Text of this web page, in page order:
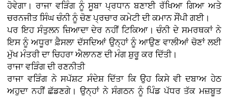
ਹੋਵੇਗਾ। ਰਾਜਾ ਵੜਿੰਗ ਨੂੰ ਸੂਬਾ ਪ੍ਰਧਾਨ ਬਣਾਈ ਰੱਖਿਆ ਗਿਆ ਅਤੇ
ਚਰਨਜੀਤ ਸਿੰਘ ਚੰਨੀ ਨੂੰ ਚੋਣ ਪ੍ਰਚਾਰ ਕਮੇਟੀ ਦੀ ਕਮਾਨ ਸੌਂਪੀ ਗਈ।
ਪਰ ਇਹ ਸੰਤੁਲਨ ਜ਼ਿਆਦਾ ਦੇਰ ਨਹੀਂ ਟਿਕਿਆ। ਚੰਨੀ ਦੇ ਸਮਰਥਕਾਂ ਨੇ
ਇਸ ਨੂੰ ਅਧੂਰਾ ਫ਼ੈਸਲਾ ਦੱਸਦਿਆਂ ਉਨ੍ਹਾਂ ਨੂੰ ਆਉਣ ਵਾਲੀਆਂ ਚੋਣਾਂ ਲਈ
ਮੁੱਖ ਮੰਤਰੀ ਦਾ ਚਿਹਰਾ ਐਲਾਨਣ ਦੀ ਮੰਗ ਸ਼ੁਰੂ ਕਰ ਦਿੱਤੀ।
ਰਾਜਾ ਵੜਿੰਗ ਦੀ ਰਣਨੀਤੀ
ਰਾਜਾ ਵੜਿੰਗ ਨੇ ਸਪੱਸ਼ਟ ਸੰਦੇਸ਼ ਦਿੱਤਾ ਕਿ ਉਹ ਕਿਸੇ ਵੀ ਦਬਾਅ ਹੇਠ
ਅਹੁਦਾ ਨਹੀਂ ਛੱਡਣਗੇ। ਉਨ੍ਹਾਂ ਨੇ ਸੰਗਠਨ ਨੂੰ ਪਿੰਡ ਪੱਧਰ ਤੱਕ ਮਜ਼ਬੂਤ